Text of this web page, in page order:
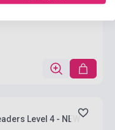
Level 4 - NEW